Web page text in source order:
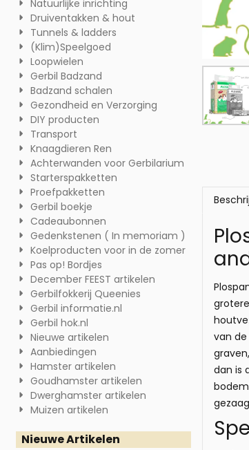
Natuurlijke inrichting
Druiventakken & hout
Tunnels & ladders
(Klim)Speelgoed
Loopwielen
Gerbil Badzand
Badzand schalen
Gezondheid en Verzorging
DIY producten
Transport
Knaagdieren Ren
Achterwanden voor Gerbilarium
Starterspakketten
Proefpakketten
Gerbil boekje
Cadeaubonnen
Gedenkstenen ( In memoriam )
Koelproducten voor in de zomer
Pas op! Bordjes
December FEEST artikelen
Gerbilfokkerij Queenies
Gerbil informatie.nl
Gerbil hok.nl
Nieuwe artikelen
Aanbiedingen
Hamster artikelen
Goudhamster artikelen
Dwerghamster artikelen
Muizen artikelen
Nieuwe Artikelen
van
dan is